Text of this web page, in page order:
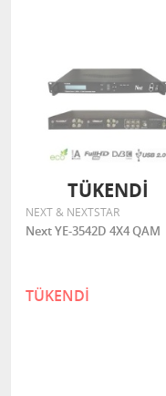
NEXT & NEXTSTAR
Next YE-3542D 4X4 QAM
TÜKENDİ
TÜKENDİ